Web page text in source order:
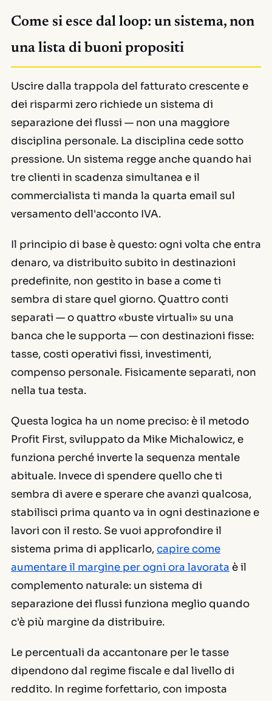
Come si esce dal loop: un sistema, non
una lista di buoni propositi
Uscire dalla trappola del fatturato crescente e
dei risparmi zero richiede un sistema di
separazione dei flussi — non una maggiore
disciplina personale. La disciplina cede sotto
pressione. Un sistema regge anche quando hai
tre clienti in scadenza simultanea e il
commercialista ti manda la quarta email sul
versamento dell'acconto IVA.
Il principio di base è questo: ogni volta che entra
denaro, va distribuito subito in destinazioni
predefinite, non gestito in base a come ti
sembra di stare quel giorno. Quattro conti
separati — o quattro «buste virtuali» su una
banca che le supporta — con destinazioni fisse:
tasse, costi operativi fissi, investimenti,
compenso personale. Fisicamente separati, non
nella tua testa.
Questa logica ha un nome preciso: è il metodo
Profit First, sviluppato da Mike Michalowicz, e
funziona perché inverte la sequenza mentale
abituale. Invece di spendere quello che ti
sembra di avere e sperare che avanzi qualcosa,
stabilisci prima quanto va in ogni destinazione e
lavori con il resto. Se vuoi approfondire il
sistema prima di applicarlo,capire come
aumentare il margine per ogni ora lavorata è il
complemento naturale: un sistema di
separazione dei flussi funziona meglio quando
c'è più margine da distribuire.
Le percentuali da accantonare per le tasse
dipendono dal regime fiscale e dal livello di
reddito. In regime forfettario, con imposta